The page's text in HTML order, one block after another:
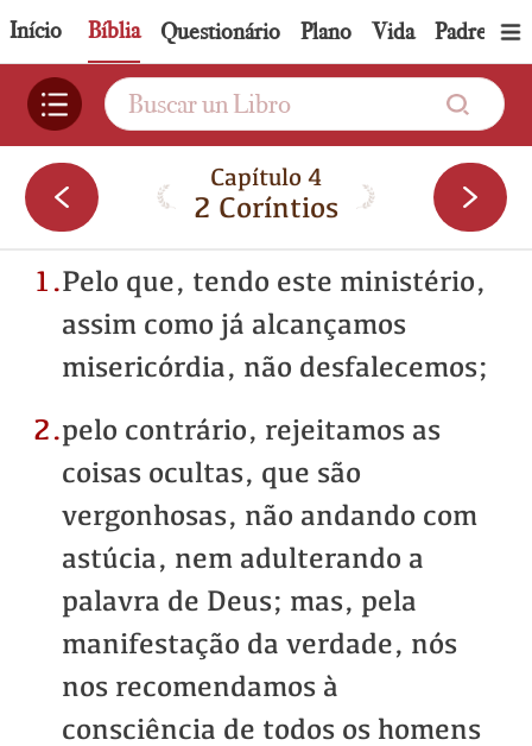
Início Bíblia Questionário Plano Vida PadreIA
Capítulo 4
2 Coríntios
1.Pelo que, tendo este ministério,
assim como já alcançamos
misericórdia, não desfalecemos;
2.pelo contrário, rejeitamos as
coisas ocultas, que são
vergonhosas, não andando com
astúcia, nem adulterando a
palavra de Deus; mas, pela
manifestação da verdade, nós
nos recomendamos à
consciência de todos os homens